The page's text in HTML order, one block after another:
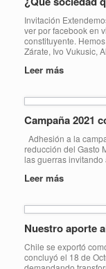
Invitación
ver por facebook en
constituyente.
Zárate, Ivo Vukusic,
Leer más
Campaña 2021
Adhesión a la
reducción del Gasto
las guerras
Leer más
Nuestro aporte
Chile se exportó
concluyó el 18 de